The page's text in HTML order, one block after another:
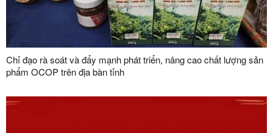
Chỉ đạo rà soát và đẩy mạnh phát triển, nâng cao chất lượng sản
phẩm OCOP trên địa bàn tỉnh